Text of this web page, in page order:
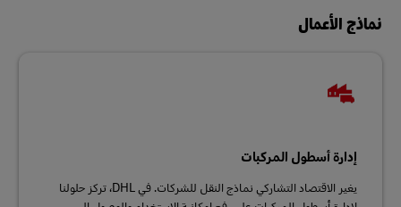
نماذج الأعمال
إدارة أسطول المركبات
يغير الاقتصاد التشاركي نماذج النقل للشركات. في DHL، تركز حلولنا